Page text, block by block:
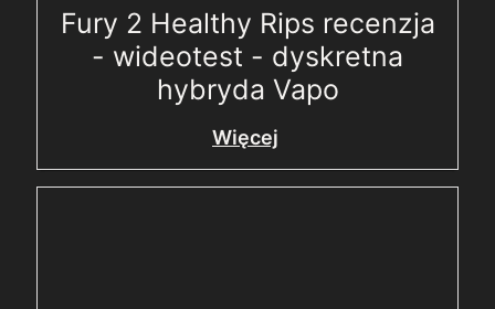
Fury 2 Healthy Rips recenzja
- wideotest - dyskretna
hybryda Vapo
Więcej